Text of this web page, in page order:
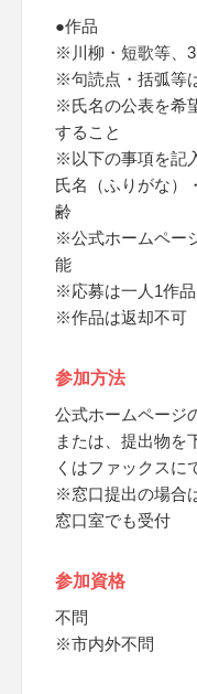
●作品
※川柳・短歌等、
※句読点・括弧等
※氏名の公表を希
すること
※以下の事項を記
氏名（ふりがな）
齢
※公式ホームペー
能
※応募は一人1作
※作品は返却不可
参加方法
公式ホームページ
または、提出物を
くはファックスに
※窓口提出の場合
窓口室でも受付
参加資格
不問
※市内外不問